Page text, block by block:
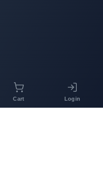
Cart Login